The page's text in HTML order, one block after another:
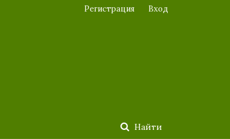
Найти
Регистрация Вход